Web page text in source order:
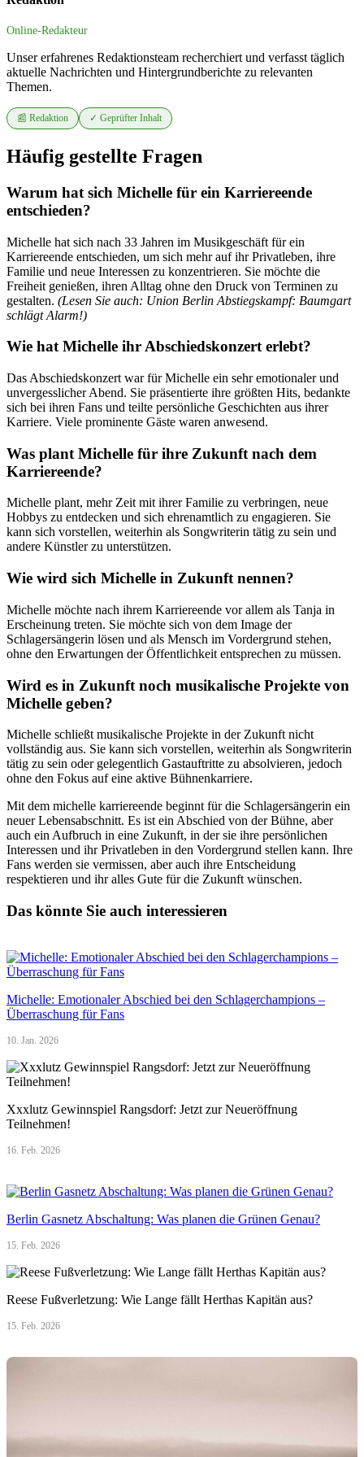
Online-Redakteur
Unser erfahrenes Redaktionsteam recherchiert und verfasst täglich
aktuelle Nachrichten und Hintergrundberichte zu relevanten
Themen.
📰 Redaktion ✓ Geprüfter Inhalt
Häufig gestellte Fragen
Warum hat sich Michelle für ein Karriereende
entschieden?
Michelle hat sich nach 33 Jahren im Musikgeschäft für ein
Karriereende entschieden, um sich mehr auf ihr Privatleben, ihre
Familie und neue Interessen zu konzentrieren. Sie möchte die
Freiheit genießen, ihren Alltag ohne den Druck von Terminen zu
gestalten. (Lesen Sie auch: Union Berlin Abstiegskampf: Baumgart
schlägt Alarm!)
Wie hat Michelle ihr Abschiedskonzert erlebt?
Das Abschiedskonzert war für Michelle ein sehr emotionaler und
unvergesslicher Abend. Sie präsentierte ihre größten Hits, bedankte
sich bei ihren Fans und teilte persönliche Geschichten aus ihrer
Karriere. Viele prominente Gäste waren anwesend.
Was plant Michelle für ihre Zukunft nach dem
Karriereende?
Michelle plant, mehr Zeit mit ihrer Familie zu verbringen, neue
Hobbys zu entdecken und sich ehrenamtlich zu engagieren. Sie
kann sich vorstellen, weiterhin als Songwriterin tätig zu sein und
andere Künstler zu unterstützen.
Wie wird sich Michelle in Zukunft nennen?
Michelle möchte nach ihrem Karriereende vor allem als Tanja in
Erscheinung treten. Sie möchte sich von dem Image der
Schlagersängerin lösen und als Mensch im Vordergrund stehen,
ohne den Erwartungen der Öffentlichkeit entsprechen zu müssen.
Wird es in Zukunft noch musikalische Projekte von
Michelle geben?
Michelle schließt musikalische Projekte in der Zukunft nicht
vollständig aus. Sie kann sich vorstellen, weiterhin als Songwriterin
tätig zu sein oder gelegentlich Gastauftritte zu absolvieren, jedoch
ohne den Fokus auf eine aktive Bühnenkarriere.
Mit dem michelle karriereende beginnt für die Schlagersängerin ein
neuer Lebensabschnitt. Es ist ein Abschied von der Bühne, aber
auch ein Aufbruch in eine Zukunft, in der sie ihre persönlichen
Interessen und ihr Privatleben in den Vordergrund stellen kann. Ihre
Fans werden sie vermissen, aber auch ihre Entscheidung
respektieren und ihr alles Gute für die Zukunft wünschen.
Das könnte Sie auch interessieren
Michelle: Emotionaler Abschied bei den Schlagerchampions –
Überraschung für Fans
10. Jan. 2026
Xxxlutz Gewinnspiel Rangsdorf: Jetzt zur Neueröffnung
Teilnehmen!
16. Feb. 2026
Berlin Gasnetz Abschaltung: Was planen die Grünen Genau?
15. Feb. 2026
Reese Fußverletzung: Wie Lange fällt Herthas Kapitän aus?
15. Feb. 2026